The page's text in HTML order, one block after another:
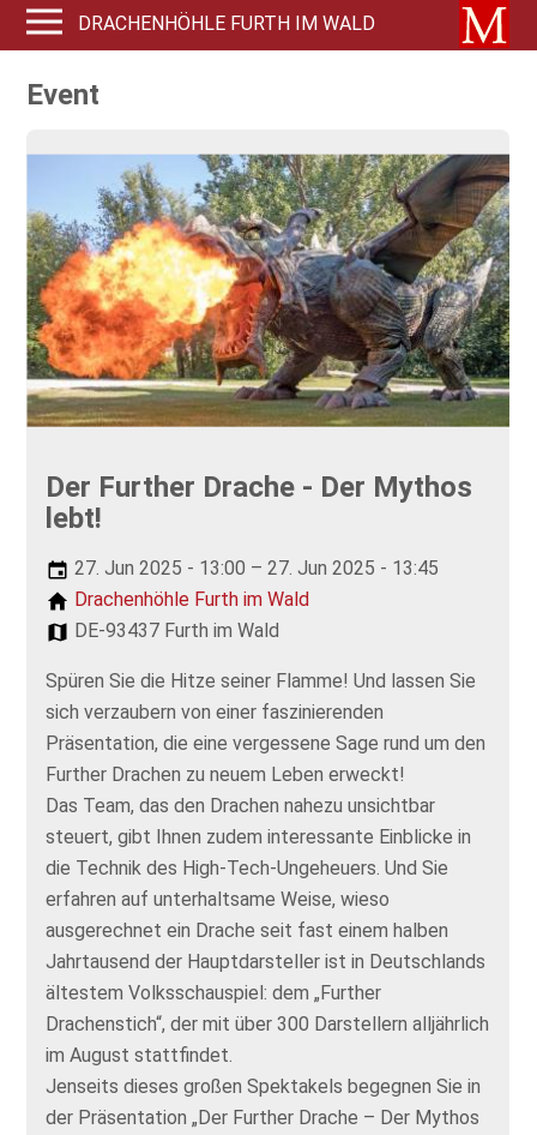
DRACHENHÖHLE FURTH IM WALD
Event
Der Further Drache - Der Mythos
lebt!
27. Jun 2025 - 13:00 – 27. Jun 2025 - 13:45
Drachenhöhle Furth im Wald
DE-93437 Furth im Wald
Spüren Sie die Hitze seiner Flamme! Und lassen Sie
sich verzaubern von einer faszinierenden
Präsentation, die eine vergessene Sage rund um den
Further Drachen zu neuem Leben erweckt!
Das Team, das den Drachen nahezu unsichtbar
steuert, gibt Ihnen zudem interessante Einblicke in
die Technik des High-Tech-Ungeheuers. Und Sie
erfahren auf unterhaltsame Weise, wieso
ausgerechnet ein Drache seit fast einem halben
Jahrtausend der Hauptdarsteller ist in Deutschlands
ältestem Volksschauspiel: dem „Further
Drachenstich“, der mit über 300 Darstellern alljährlich
im August stattfindet.
Jenseits dieses großen Spektakels begegnen Sie in
der Präsentation „Der Further Drache – Der Mythos